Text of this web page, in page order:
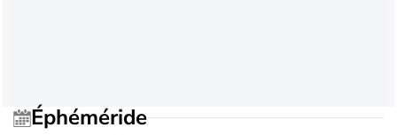
Éphéméride